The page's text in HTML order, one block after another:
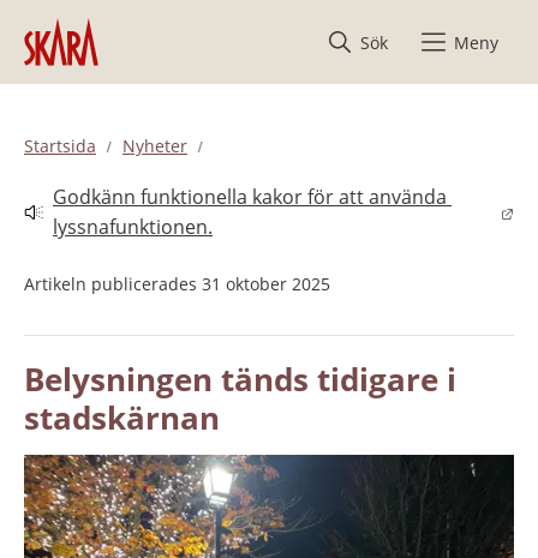
Hoppa till innehåll
Sök
Meny
Startsida Nyheter
Godkänn funktionella kakor för att använda
lyssnafunktionen.
Länk till annan webbplats.
Artikeln publicerades 31 oktober 2025
Belysningen tänds tidigare i
stadskärnan